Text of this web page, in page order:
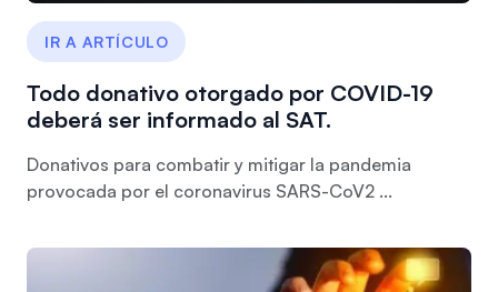
IR A ARTÍCULO
Todo donativo otorgado por COVID-19
deberá ser informado al SAT.
Donativos para combatir y mitigar la pandemia
provocada por el coronavirus SARS-CoV2 ...